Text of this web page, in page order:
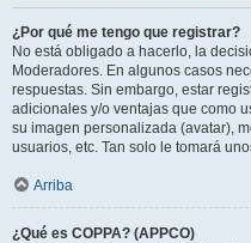
¿Por qué me tengo que registrar?
No está obligado a hacerlo, la
Moderadores. En algunos casos
respuestas. Sin embargo, estar
adicionales y/o ventajas que como
su imagen personalizada (avatar),
usuarios, etc. Tan solo le tomará
Arriba
¿Qué es COPPA? (APPCO)